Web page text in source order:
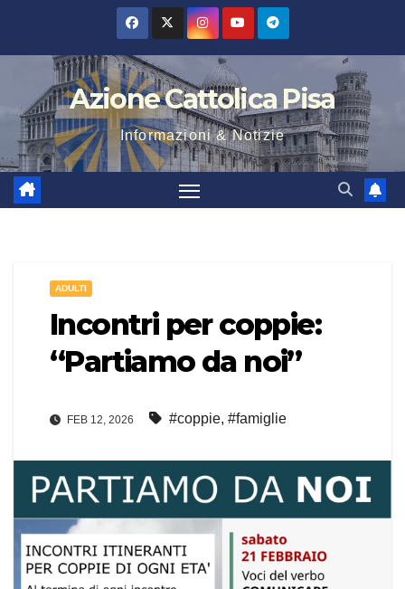
contenuto
Azione Cattolica Pisa
Informazioni & Notizie
ADULTI
Incontri per coppie:
“Partiamo da noi”
FEB 12, 2026 #coppie, #famiglie